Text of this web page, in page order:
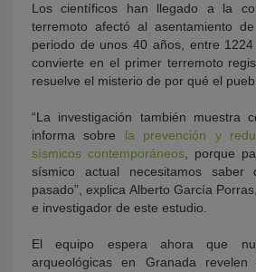
Los científicos han llegado a la
terremoto afectó al asentamiento
periodo de unos 40 años, entre
convierte en el primer terremoto
resuelve el misterio de por qué el
“La investigación también muestra
informa sobre la prevención y
sísmicos contemporáneos, porque
sísmico actual necesitamos
pasado”, explica Alberto García
e investigador de este estudio.
El equipo espera ahora que
arqueológicas en Granada